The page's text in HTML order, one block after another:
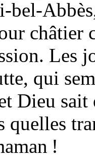
bel-
châtier
Les
qui
Dieu sait
quelles
!